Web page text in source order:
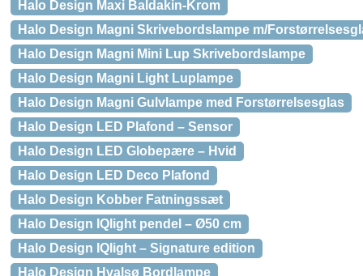
Halo Design Maxi Baldakin-Krom
Halo Design Magni Skrivebordslampe m/
Halo Design Magni Mini Lup Skrivebordslampe
Halo Design Magni Light Luplampe
Halo Design Magni Gulvlampe med Forstørrelsesglas
Halo Design LED Plafond – Sensor
Halo Design LED Globepære – Hvid
Halo Design LED Deco Plafond
Halo Design Kobber Fatningssæt
Halo Design IQlight pendel – Ø50 cm
Halo Design IQlight – Signature edition
Halo Design Hvalsø Bordlampe